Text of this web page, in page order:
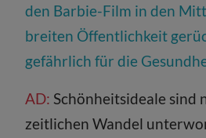
den Barbie-Film in den
breiten Öffentlichkeit
gefährlich für die
AD: Schönheitsideale sind
zeitlichen Wandel